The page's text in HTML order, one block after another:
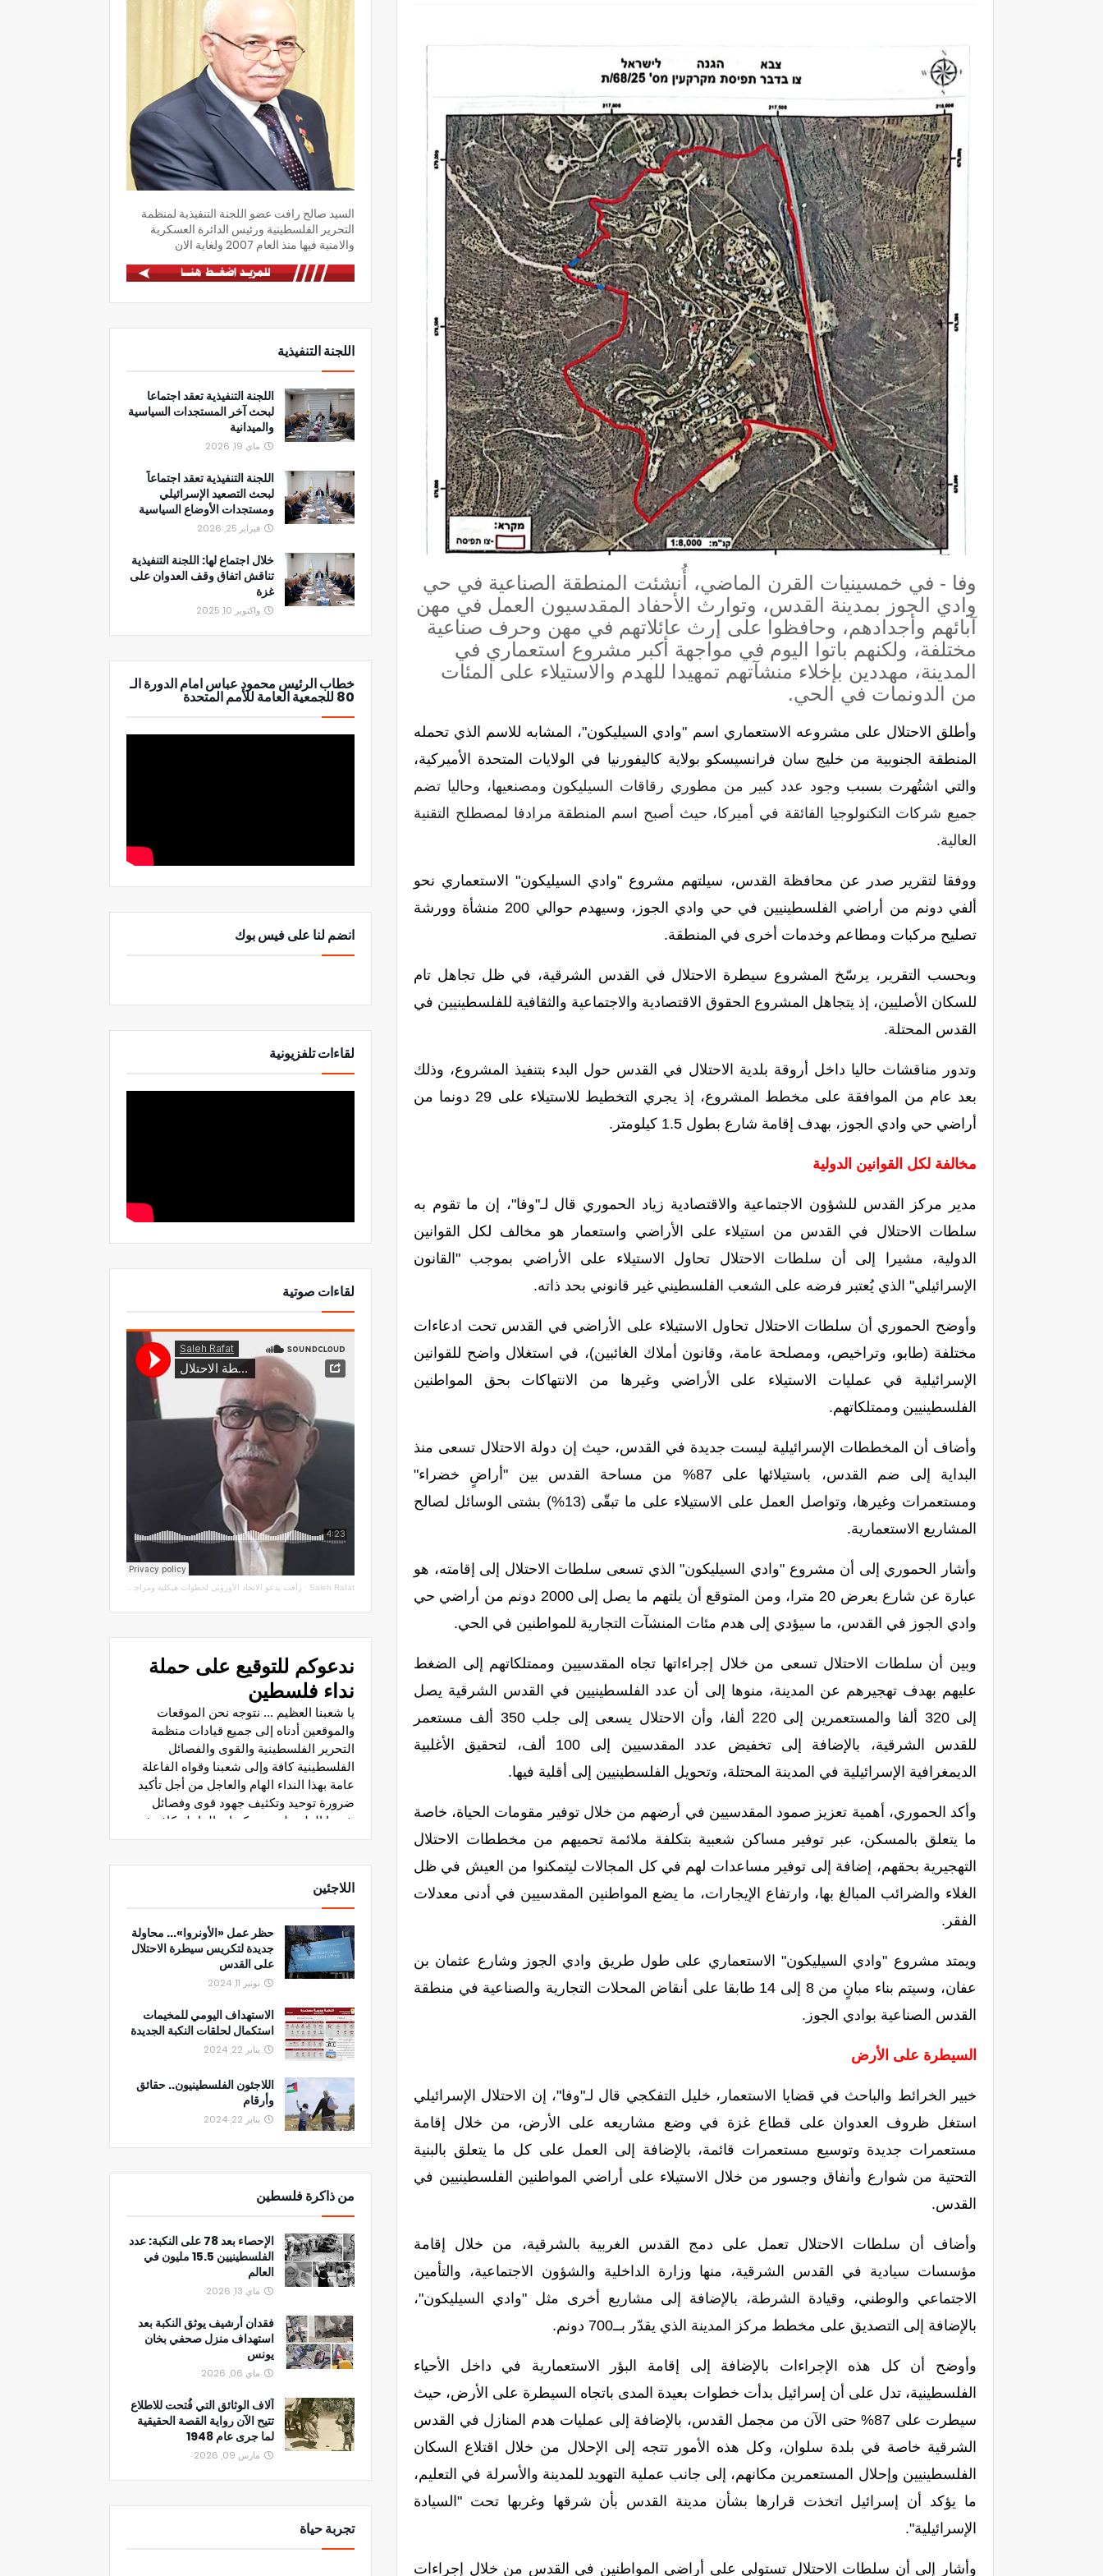
وفا - في خمسينيات القرن الماضي، أُنشئت المنطقة الصناعية في حي
وادي الجوز بمدينة القدس، وتوارث الأحفاد المقدسيون العمل في مهن
آبائهم وأجدادهم، وحافظوا على إرث عائلاتهم في مهن وحرف صناعية
مختلفة، ولكنهم باتوا اليوم في مواجهة أكبر مشروع استعماري في
المدينة، مهددين بإخلاء منشآتهم تمهيدا للهدم والاستيلاء على المئات
من الدونمات في الحي.
وأطلق الاحتلال على مشروعه الاستعماري اسم "وادي السيليكون"، المشابه للاسم الذي تحمله
المنطقة الجنوبية من خليج سان فرانسيسكو بولاية كاليفورنيا في الولايات المتحدة الأميركية،
والتي اشتُهرت بسبب وجود عدد كبير من مطوري رقاقات السيليكون ومصنعيها، وحاليا تضم
جميع شركات التكنولوجيا الفائقة في أميركا، حيث أصبح اسم المنطقة مرادفا لمصطلح التقنية
العالية.
ووفقا لتقرير صدر عن محافظة القدس، سيلتهم مشروع "وادي السيليكون" الاستعماري نحو
ألفي دونم من أراضي الفلسطينيين في حي وادي الجوز، وسيهدم حوالي 200 منشأة وورشة
تصليح مركبات ومطاعم وخدمات أخرى في المنطقة.
وبحسب التقرير، يرسّخ المشروع سيطرة الاحتلال في القدس الشرقية، في ظل تجاهل تام
للسكان الأصليين، إذ يتجاهل المشروع الحقوق الاقتصادية والاجتماعية والثقافية للفلسطينيين في
القدس المحتلة.
وتدور مناقشات حاليا داخل أروقة بلدية الاحتلال في القدس حول البدء بتنفيذ المشروع، وذلك
بعد عام من الموافقة على مخطط المشروع، إذ يجري التخطيط للاستيلاء على 29 دونما من
أراضي حي وادي الجوز، بهدف إقامة شارع بطول 1.5 كيلومتر.
مخالفة لكل القوانين الدولية
مدير مركز القدس للشؤون الاجتماعية والاقتصادية زياد الحموري قال لـ"وفا"، إن ما تقوم به
سلطات الاحتلال في القدس من استيلاء على الأراضي واستعمار هو مخالف لكل القوانين
الدولية، مشيرا إلى أن سلطات الاحتلال تحاول الاستيلاء على الأراضي بموجب "القانون
الإسرائيلي" الذي يُعتبر فرضه على الشعب الفلسطيني غير قانوني بحد ذاته.
وأوضح الحموري أن سلطات الاحتلال تحاول الاستيلاء على الأراضي في القدس تحت ادعاءات
مختلفة (طابو، وتراخيص، ومصلحة عامة، وقانون أملاك الغائبين)، في استغلال واضح للقوانين
الإسرائيلية في عمليات الاستيلاء على الأراضي وغيرها من الانتهاكات بحق المواطنين
الفلسطينيين وممتلكاتهم.
وأضاف أن المخططات الإسرائيلية ليست جديدة في القدس، حيث إن دولة الاحتلال تسعى منذ
البداية إلى ضم القدس، باستيلائها على 87% من مساحة القدس
بين "أراضٍ خضراء"
ومستعمرات وغيرها، وتواصل العمل على الاستيلاء على ما تبقّى (13%) بشتى الوسائل لصالح
المشاريع الاستعمارية.
وأشار الحموري إلى أن مشروع "وادي السيليكون" الذي تسعى سلطات الاحتلال إلى إقامته، هو
عبارة عن شارع بعرض 20 مترا، ومن المتوقع أن يلتهم ما يصل إلى 2000 دونم من أراضي حي
وادي الجوز في القدس، ما سيؤدي إلى هدم مئات المنشآت التجارية للمواطنين في الحي.
وبين أن سلطات الاحتلال تسعى من خلال إجراءاتها تجاه المقدسيين وممتلكاتهم إلى الضغط
عليهم بهدف تهجيرهم عن المدينة، منوها إلى أن عدد الفلسطينيين في القدس الشرقية يصل
إلى 320 ألفا والمستعمرين إلى 220 ألفا، وأن الاحتلال يسعى إلى جلب 350 ألف مستعمر
للقدس الشرقية، بالإضافة إلى تخفيض عدد المقدسيين إلى 100 ألف، لتحقيق الأغلبية
الديمغرافية الإسرائيلية في المدينة المحتلة، وتحويل الفلسطينيين إلى أقلية فيها.
وأكد الحموري، أهمية تعزيز صمود المقدسيين في أرضهم من خلال توفير مقومات الحياة، خاصة
ما يتعلق بالمسكن، عبر توفير مساكن شعبية بتكلفة ملائمة تحميهم من مخططات الاحتلال
التهجيرية بحقهم، إضافة إلى توفير مساعدات لهم في كل المجالات ليتمكنوا من العيش في ظل
الغلاء والضرائب المبالغ بها، وارتفاع الإيجارات، ما يضع المواطنين المقدسيين في أدنى معدلات
الفقر.
ويمتد مشروع "وادي السيليكون" الاستعماري على طول طريق وادي الجوز وشارع عثمان بن
عفان، وسيتم بناء مبانٍ من 8 إلى 14 طابقا على أنقاض المحلات التجارية والصناعية في منطقة
القدس الصناعية بوادي الجوز.
السيطرة على الأرض
خبير الخرائط والباحث في قضايا الاستعمار، خليل التفكجي قال لـ"وفا"، إن الاحتلال الإسرائيلي
استغل ظروف العدوان على قطاع غزة في وضع مشاريعه على الأرض، من خلال إقامة
مستعمرات جديدة وتوسيع مستعمرات قائمة، بالإضافة إلى العمل على كل ما يتعلق بالبنية
التحتية من شوارع وأنفاق وجسور من خلال الاستيلاء على أراضي المواطنين الفلسطينيين في
القدس.
وأضاف أن سلطات الاحتلال تعمل على دمج القدس الغربية بالشرقية، من خلال إقامة
مؤسسات سيادية في القدس الشرقية، منها وزارة الداخلية والشؤون الاجتماعية، والتأمين
الاجتماعي والوطني، وقيادة الشرطة، بالإضافة إلى مشاريع أخرى مثل "وادي السيليكون"،
بالإضافة إلى التصديق على مخطط مركز المدينة الذي يقدّر بــ700 دونم.
وأوضح أن كل هذه الإجراءات بالإضافة إلى إقامة البؤر الاستعمارية في داخل الأحياء
الفلسطينية، تدل على أن إسرائيل بدأت خطوات بعيدة المدى باتجاه السيطرة على الأرض، حيث
سيطرت على 87% حتى الآن من مجمل القدس، بالإضافة إلى عمليات هدم المنازل في القدس
الشرقية خاصة في بلدة سلوان، وكل هذه الأمور تتجه إلى الإحلال من خلال اقتلاع السكان
الفلسطينيين وإحلال المستعمرين مكانهم، إلى جانب عملية التهويد للمدينة والأسرلة في التعليم،
ما يؤكد أن إسرائيل اتخذت قرارها بشأن مدينة القدس بأن شرقها وغربها تحت "السيادة
الإسرائيلية".
وأشار إلى أن سلطات الاحتلال تستولي على أراضي المواطنين في القدس من خلال إجراءات
السيد صالح رافت عضو اللجنة التنفيذية لمنظمة
التحرير الفلسطينية ورئيس الدائرة العسكرية
والامنية فيها منذ العام 2007 ولغاية الان
اللجنة التنفيذية
اللجنة التنفيذية تعقد اجتماعا
لبحث آخر المستجدات السياسية
والميدانية
ماي 19, 2026
اللجنة التنفيذية تعقد اجتماعاً
لبحث التصعيد الإسرائيلي
ومستجدات الأوضاع السياسية
فبراير 25, 2026
خلال اجتماع لها: اللجنة التنفيذية
تناقش اتفاق وقف العدوان على
غزة
واكتوبر 10, 2025
خطاب الرئيس محمود عباس امام الدورة الـ
80 للجمعية العامة للأمم المتحدة
انضم لنا على فيس بوك
لقاءات تلفزيونية
لقاءات صوتية
Saleh Rafat
· رأفت يدعو الاتحاد الأوروبي لخطوات هيكلية ومراجعة اتفاقيات الشراكة مع سلطة الاحتلال
اللاجئين
حظر عمل «الأونروا»... محاولة
جديدة لتكريس سيطرة الاحتلال
على القدس
نونبر 11, 2024
الاستهداف اليومي للمخيمات
استكمال لحلقات النكبة الجديدة
يناير 22, 2024
اللاجئون الفلسطينيون.. حقائق
وأرقام
يناير 22, 2024
من ذاكرة فلسطين
الإحصاء بعد 78 على النكبة: عدد
الفلسطينيين 15.5 مليون في
العالم
ماي 13, 2026
فقدان أرشيف يوثق النكبة بعد
استهداف منزل صحفي بخان
يونس
ماي 06, 2026
آلاف الوثائق التي فُتحت للاطلاع
تتيح الآن رواية القصة الحقيقية
لما جرى عام 1948
مارس 09, 2026
تجربة حياة